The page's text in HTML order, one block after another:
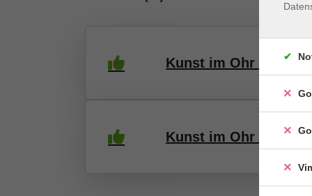
Kunst im Ohr – Ein
Kunst im Ohr – Ein